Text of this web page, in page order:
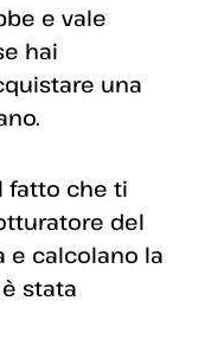
e vale
hai
una
fatto che ti
del
e calcolano la
stata